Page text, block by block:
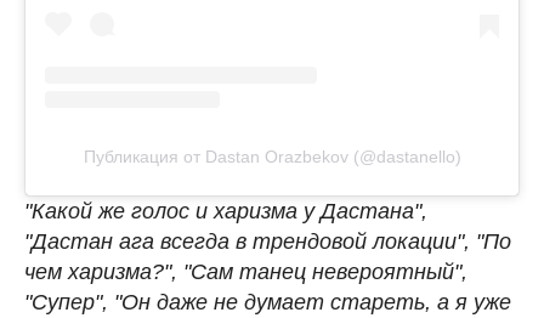
Публикация от Dastan Orazbekov (@dastanello)
"Какой же голос и харизма у Дастана",
"Дастан ага всегда в трендовой локации", "По
чем харизма?", "Сам танец невероятный",
"Супер", "Он даже не думает стареть, а я уже